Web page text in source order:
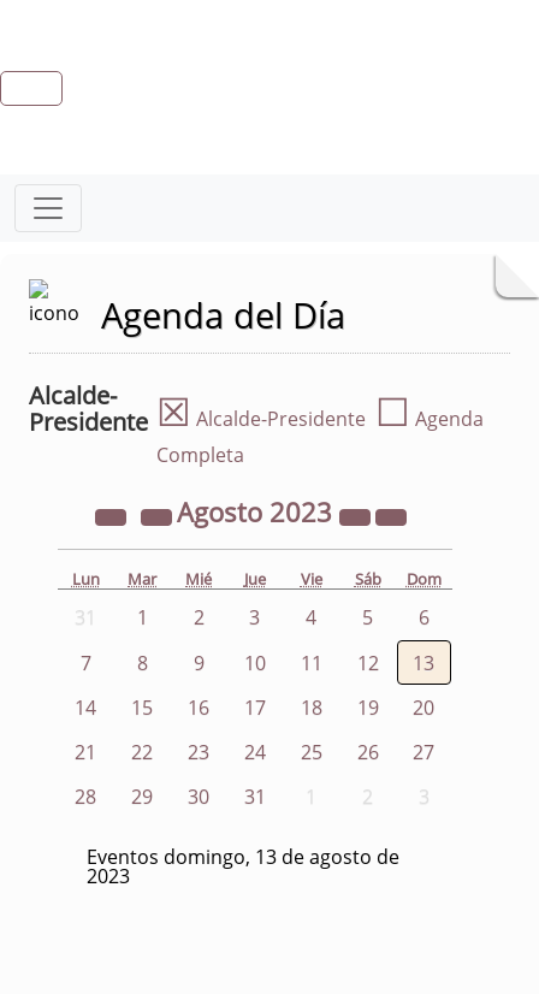
Agenda del Día
Alcalde-
Presidente ☒ Alcalde-Presidente ☐ Agenda
Completa
Agosto 2023
Lun Mar Mié Jue Vie Sáb Dom
31 1 2 3 4 5
6
7
8 9 10 11 12
13
14
15 16 17 18 19
20
21
22 23 24 25 26
27
28
29 30 31 1 2 3
Eventos domingo, 13 de agosto de
2023